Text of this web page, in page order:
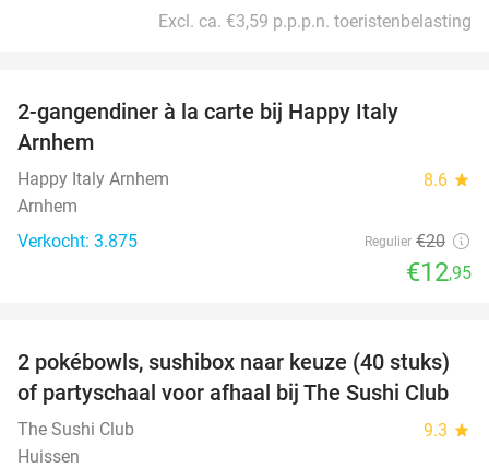
Excl. ca. €3,59 p.p.p.n. toeristenbelasting
2-gangendiner à la carte bij Happy Italy
Arnhem
Happy Italy Arnhem 8.6 star
Arnhem
Verkocht: 3.875
Regulier €20
€12,95
43%
2 pokébowls, sushibox naar keuze (40 stuks)
of partyschaal voor afhaal bij The Sushi Club
The Sushi Club 9.3 star
Huissen